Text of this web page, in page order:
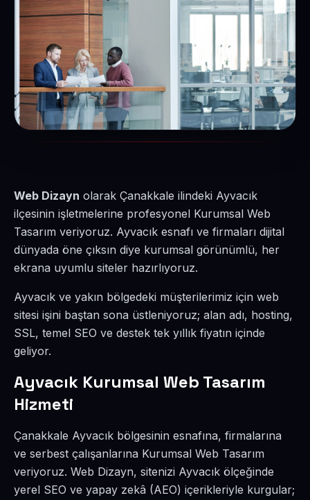
Web Dizayn olarak Çanakkale ilindeki Ayvacık
ilçesinin işletmelerine profesyonel Kurumsal Web
Tasarım veriyoruz. Ayvacık esnafı ve firmaları dijital
dünyada öne çıksın diye kurumsal görünümlü, her
ekrana uyumlu siteler hazırlıyoruz.
Ayvacık ve yakın bölgedeki müşterilerimiz için web
sitesi işini baştan sona üstleniyoruz; alan adı, hosting,
SSL, temel SEO ve destek tek yıllık fiyatın içinde
geliyor.
Ayvacık Kurumsal Web Tasarım
Hizmeti
Çanakkale Ayvacık bölgesinin esnafına, firmalarına
ve serbest çalışanlarına Kurumsal Web Tasarım
veriyoruz. Web Dizayn, sitenizi Ayvacık ölçeğinde
yerel SEO ve yapay zekâ (AEO) içerikleriyle kurgular;